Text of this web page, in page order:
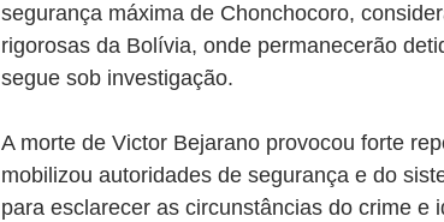
segurança máxima de Chonchocoro,
rigorosas da Bolívia, onde permanecerão
segue sob investigação.
A morte de Victor Bejarano provocou forte
mobilizou autoridades de segurança e do
para esclarecer as circunstâncias do crime